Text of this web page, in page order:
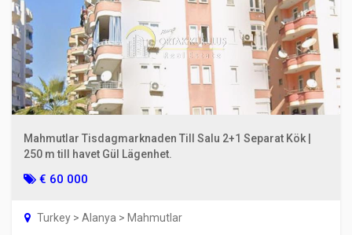
Mahmutlar Tisdagmarknaden Till Salu 2+1 Separat Kök |
250 m till havet Gül Lägenhet.
€ 60 000
Turkey > Alanya > Mahmutlar